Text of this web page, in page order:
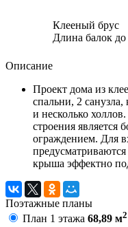
Клееный брус
Длина балок
Описание
Проект дома из
спальни, 2
и несколько
строения является
ограждением. Для
крыша эффектно
Поэтажные планы
План 1 этажа 68,89 м2